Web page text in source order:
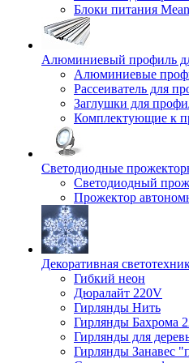
Блоки питания
Алюминиевый профиль
Алюминиевые
Рассеиватель для
Заглушки для
Комплектующие к
Светодиодные
Светодиодный
Прожектор
Декоративная
Гибкий неон
Дюралайт 220V
Гирлянды Нить
Гирлянды Бахрома
Гирлянды для
Гирлянды Занавес